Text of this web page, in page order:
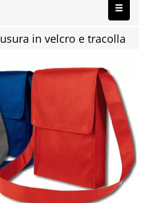
in velcro e tracolla